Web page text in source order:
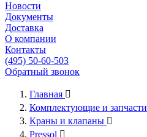
Новости
Документы
Доставка
О компании
Контакты
(495) 50-60-503
Обратный звонок
Главная 
Комплектующие и запчасти
Краны и клапаны 
Pressol 